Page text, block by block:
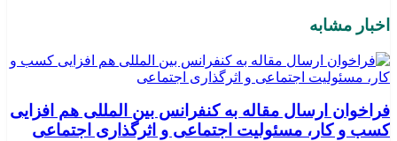
اخبار مشابه
فراخوان ارسال مقاله به کنفرانس بین المللی هم افزایی
کسب و کار، مسئولیت اجتماعی و اثرگذاری اجتماعی